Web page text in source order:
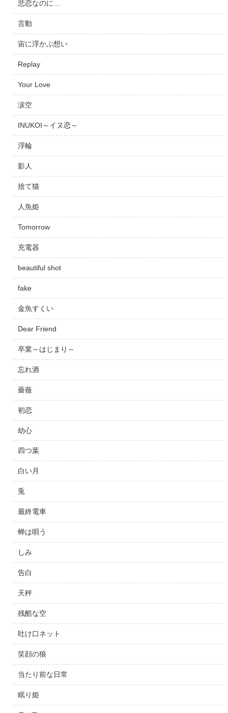
悲恋なのに…
言動
宙に浮かぶ想い
Replay
Your Love
涙空
INUKOI～イヌ恋～
浮輪
影人
捨て猫
人魚姫
Tomorrow
充電器
beautiful shot
fake
金魚すくい
Dear Friend
卒業～はじまり～
忘れ酒
薔薇
初恋
幼心
四つ葉
白い月
兎
最終電車
蝉は唄う
しみ
告白
天秤
残酷な空
吐け口ネット
笑顔の狼
当たり前な日常
眠り姫